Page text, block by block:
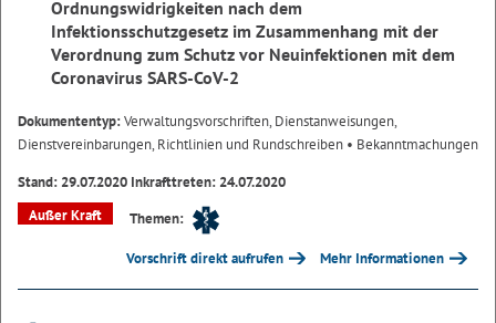
Ordnungswidrigkeiten nach dem
Infektionsschutzgesetz im Zusammenhang mit der
Verordnung zum Schutz vor Neuinfektionen mit dem
Coronavirus SARS-CoV-2
Dokumententyp:Verwaltungsvorschriften, Dienstanweisungen,
Dienstvereinbarungen, Richtlinien und Rundschreiben • Bekanntmachungen
Stand: 29.07.2020 Inkrafttreten: 24.07.2020
Außer Kraft
Themen:
Vorschrift direkt aufrufen Mehr Informationen